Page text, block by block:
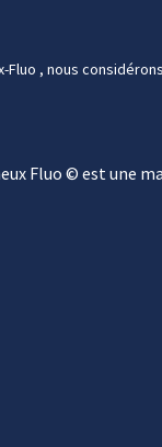
, nous
Fluo © est une